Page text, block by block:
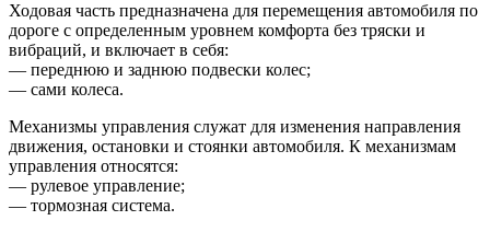
Ходовая часть предназначена для перемещения автомобиля по
дороге с определенным уровнем комфорта без тряски и
вибраций, и включает в себя:
— переднюю и заднюю подвески колес;
— сами колеса.
Механизмы управления служат для изменения направления
движения, остановки и стоянки автомобиля. К механизмам
управления относятся:
— рулевое управление;
— тормозная система.